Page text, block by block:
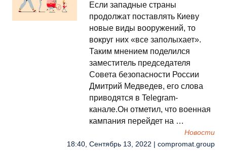
Если западные страны
продолжат поставлять Киеву
новые виды вооружений, то
вокруг них «все заполыхает».
Таким мнением поделился
заместитель председателя
Совета безопасности России
Дмитрий Медведев, его слова
приводятся в Telegram-
канале.Он отметил, что военная
кампания перейдет на …
Новости
18:40, Сентябрь 13, 2022 | compromat.group